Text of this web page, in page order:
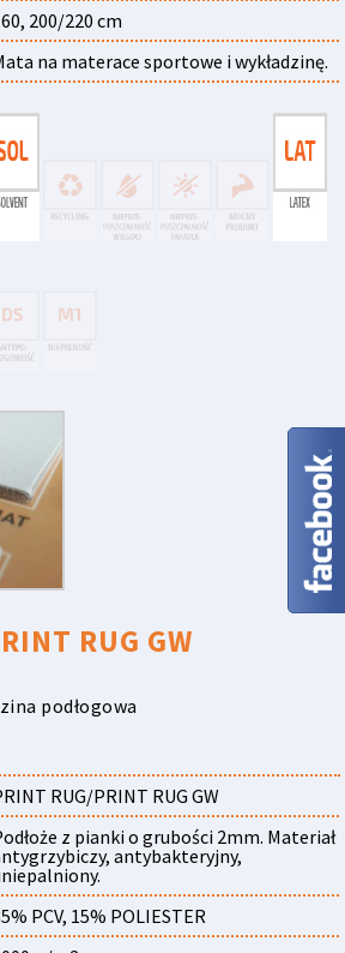
200/220 cm
na materace sportowe i wykładzinę.
RUG GW
podłogowa
RUG/PRINT RUG GW
z pianki o grubości 2mm. Materiał
antybakteryjny,
PCV, 15% POLIESTER